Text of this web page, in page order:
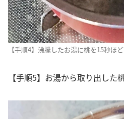
【手順4】沸騰したお湯に桃を15秒ほ
【手順5】お湯から取り出した